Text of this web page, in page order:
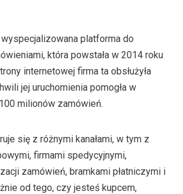
platforma do
która powstała w 2014 roku
internetowej firma ta obsłużyła
jej uruchomienia pomogła w
milionów zamówień.
się z różnymi kanałami, w tym z
firmami spedycyjnymi,
zamówień, bramkami płatniczymi i
od tego, czy jesteś kupcem,